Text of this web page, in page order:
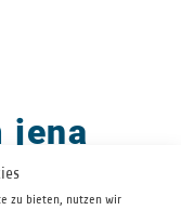
zu bieten, nutzen wir
jena